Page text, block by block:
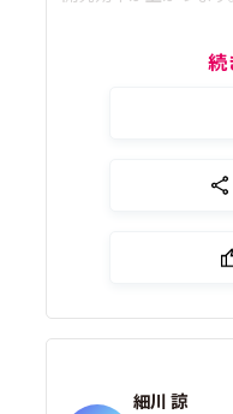
続
細川 諒